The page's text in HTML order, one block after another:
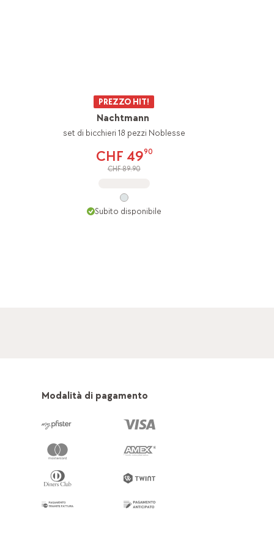
PREZZO HIT!
Nachtmann
set di bicchieri 18 pezzi Noblesse
CHF 4990
CHF 89.90
Subito disponibile
Modalità di pagamento